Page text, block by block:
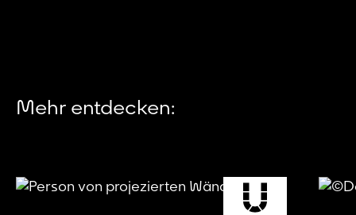
Mehr entdecken: